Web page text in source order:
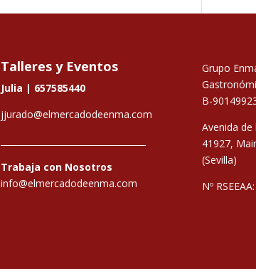
Talleres y Eventos
Julia | 657585440
jjurado@elmercadodeenma.com
Trabaja con Nosotros
info@elmercadodeenma.com
Grupo
B-
Avenida de
41927,
(Sevilla)
Nº